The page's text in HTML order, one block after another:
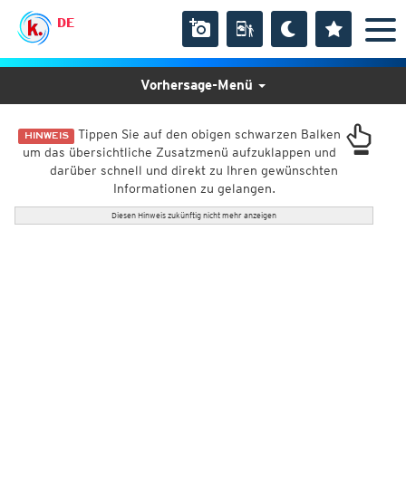
DE
HINWEIS Tippen Sie auf den obigen schwarzen Balken
um das übersichtliche Zusatzmenü aufzuklappen und
darüber schnell und direkt zu Ihren gewünschten
Informationen zu gelangen.
Diesen Hinweis zukünftig nicht mehr anzeigen
Vorhersage-Menü